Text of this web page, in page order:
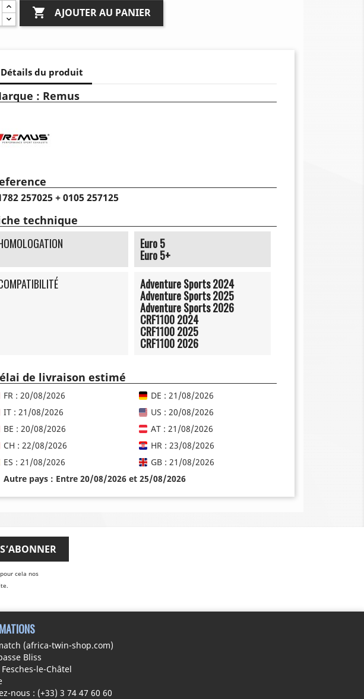
 AJOUTER AU PANIER
Détails du produit
: Remus
257025 + 0105 257125
technique
Euro 5
Euro 5+
Adventure Sports 2024
Adventure Sports 2025
Adventure Sports 2026
CRF1100 2024
CRF1100 2025
CRF1100 2026
de livraison estimé
FR : 20/08/2026
DE : 21/08/2026
IT : 21/08/2026
US : 20/08/2026
BE : 20/08/2026
AT : 21/08/2026
CH : 22/08/2026
HR : 23/08/2026
ES : 21/08/2026
GB : 21/08/2026
Autre pays : Entre 20/08/2026 et 25/08/2026
cela nos
(africa-twin-shop.com)
Bliss
le-Châtel
nous : (+33) 3 74 47 60 60